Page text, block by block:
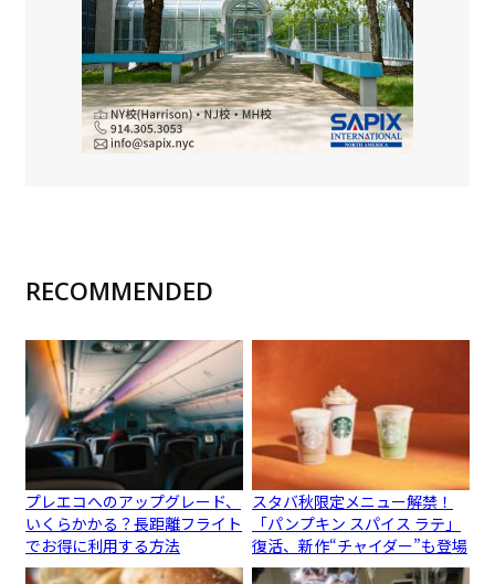
RECOMMENDED
プレエコへのアップグレード、
いくらかかる？長距離フライト
でお得に利用する方法
スタバ秋限定メニュー解禁！
「パンプキン スパイス ラテ」
復活、新作“チャイダー”も登場